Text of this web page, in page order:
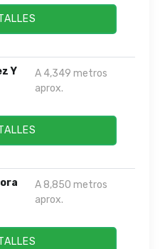
Y
A 4,349 metros
aprox.
A 8,850 metros
aprox.